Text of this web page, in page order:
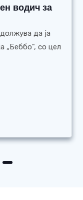
водич за
да ја
„Беббо", со цел